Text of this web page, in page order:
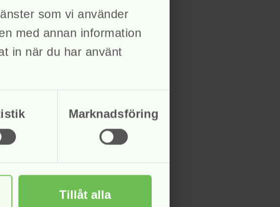
som vi använder
med annan information
in när du har använt
Marknadsföring
Tillåt alla